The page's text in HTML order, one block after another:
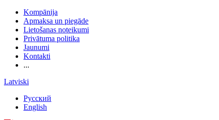
Kompānija
Apmaksa un piegāde
Lietošanas noteikumi
Privātuma politika
Jaunumi
Kontakti
...
Latviski
Русский
English